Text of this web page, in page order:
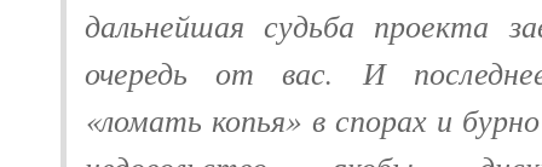
дальнейшая судьба проекта
очередь от вас. И
«ломать копья» в спорах и